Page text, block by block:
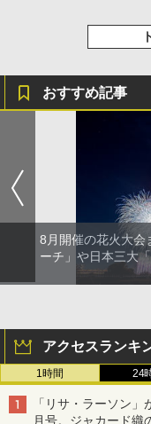
おすすめ記事
8月開催の花火大会
ーチ」や日本三大
アクセスランキ
1時間 24
「リサ・ラーソン
月号。ジャカード織